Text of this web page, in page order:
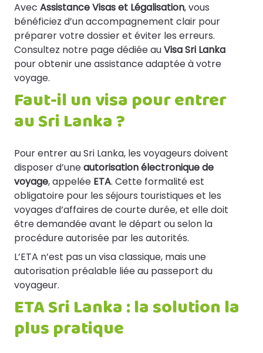
Avec Assistance Visas et Légalisation, vous
bénéficiez d’un accompagnement clair pour
préparer votre dossier et éviter les erreurs.
Consultez notre page dédiée auVisa Sri Lanka
pour obtenir une assistance adaptée à votre
voyage.
Faut-il un visa pour entrer
au Sri Lanka ?
Pour entrer au Sri Lanka, les voyageurs doivent
disposer d’uneautorisation électronique de
voyage, appelée ETA. Cette formalité est
obligatoire pour les séjours touristiques et les
voyages d’affaires de courte durée, et elle doit
être demandée avant le départ ou selon la
procédure autorisée par les autorités.
L’ETA n’est pas un visa classique, mais une
autorisation préalable liée au passeport du
voyageur.
ETA Sri Lanka : la solution la
plus pratique